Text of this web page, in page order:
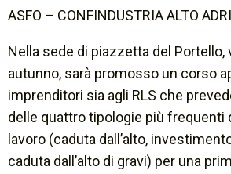
ASFO – CONFINDUSTRIA ALTO
Nella sede di piazzetta del
autunno, sarà promosso un corso
imprenditori sia agli RLS che
delle quattro tipologie più frequenti
lavoro (caduta dall’alto,
caduta dall’alto di gravi) per una